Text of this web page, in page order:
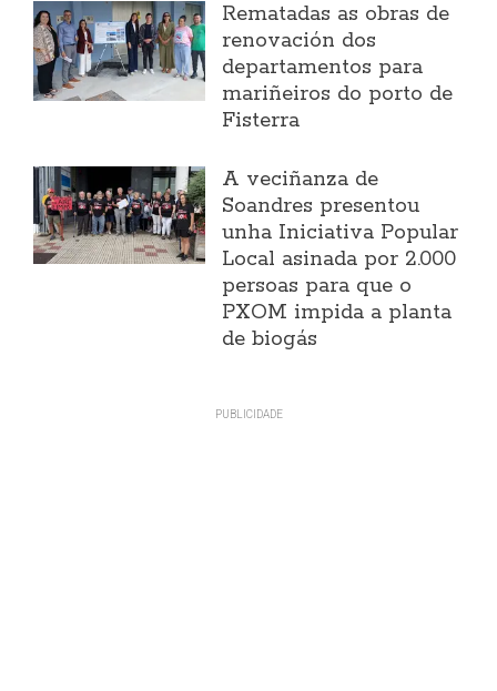
Rematadas as obras de
renovación dos
departamentos para
mariñeiros do porto de
Fisterra
A veciñanza de
Soandres presentou
unha Iniciativa Popular
Local asinada por 2.000
persoas para que o
PXOM impida a planta
de biogás